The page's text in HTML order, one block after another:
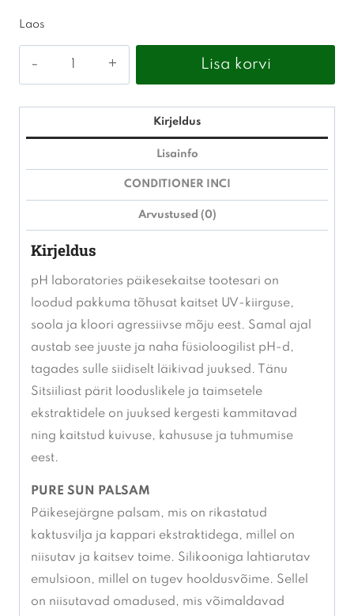
Laos
250ml
Lisa korvi
Kirjeldus
Lisainfo
CONDITIONER INCI
Arvustused (0)
Kirjeldus
pH laboratories päikesekaitse tootesari on
loodud pakkuma tõhusat kaitset UV-kiirguse,
soola ja kloori agressiivse mõju eest. Samal ajal
austab see juuste ja naha füsioloogilist pH-d,
tagades sulle siidiselt läikivad juuksed. Tänu
Sitsiiliast pärit looduslikele ja taimsetele
ekstraktidele on juuksed kergesti kammitavad
ning kaitstud kuivuse, kahususe ja tuhmumise
eest.
PURE SUN PALSAM
Päikesejärgne palsam, mis on rikastatud
kaktusvilja ja kappari ekstraktidega, millel on
niisutav ja kaitsev toime. Silikooniga lahtiarutav
emulsioon, millel on tugev hooldusvõime. Sellel
on niisutavad omadused, mis võimaldavad